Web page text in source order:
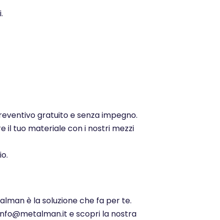
gratuito e senza impegno.
il tuo materiale con i nostri mezzi
è la soluzione che fa per te.
e scopri la nostra